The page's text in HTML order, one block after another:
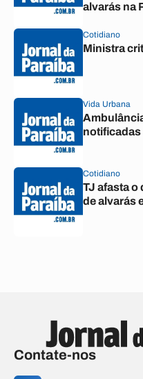
alvarás na
Cotidiano
Ministra
Vida Urbana
notificadas
Cotidiano
TJ afasta o
de alvarás
Contate-nos